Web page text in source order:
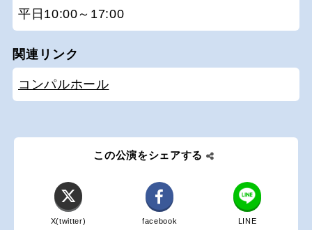
平日10:00～17:00
関連リンク
コンパルホール
この公演をシェアする
X(twitter) facebook LINE